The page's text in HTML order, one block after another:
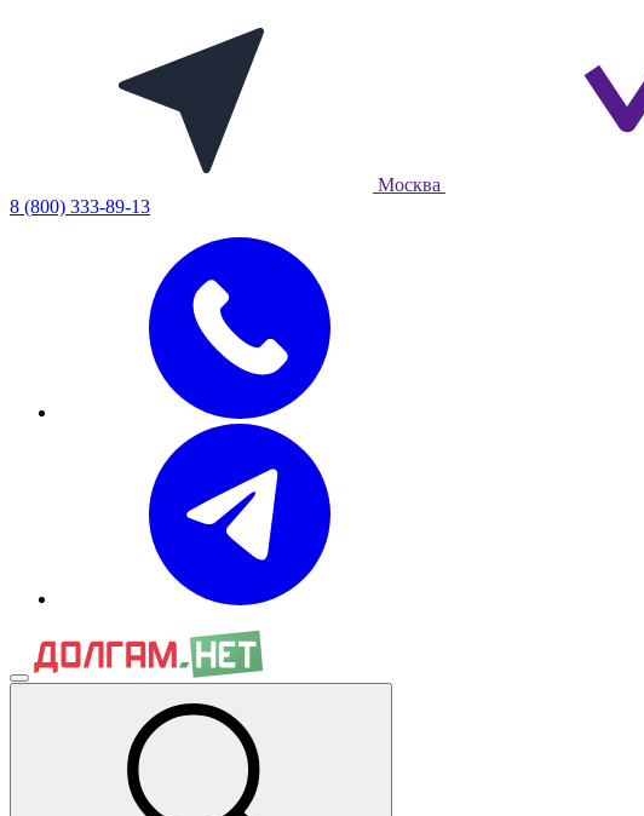
Москва
8 (800) 333-89-13